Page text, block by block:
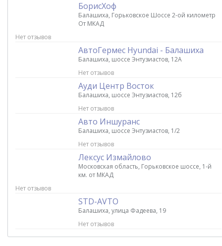
БорисХоф
Балашиха, Горьковское Шоссе 2-ой километр
От МКАД
Нет отзывов
АвтоГермес Hyundai - Балашиха
Балашиха, шоссе Энтузиастов, 12А
Нет отзывов
Ауди Центр Восток
Балашиха, шоссе Энтузиастов, 12б
Нет отзывов
Авто Иншуранс
Балашиха, шоссе Энтузиастов, 1/2
Нет отзывов
Лексус Измайлово
Московская область, Горьковское шоссе, 1-й
км. от МКАД
Нет отзывов
STD-AVTO
Балашиха, улица Фадеева, 19
Нет отзывов